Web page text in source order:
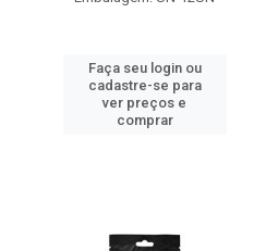
Faça seu login ou
cadastre-se para
ver preços e
comprar